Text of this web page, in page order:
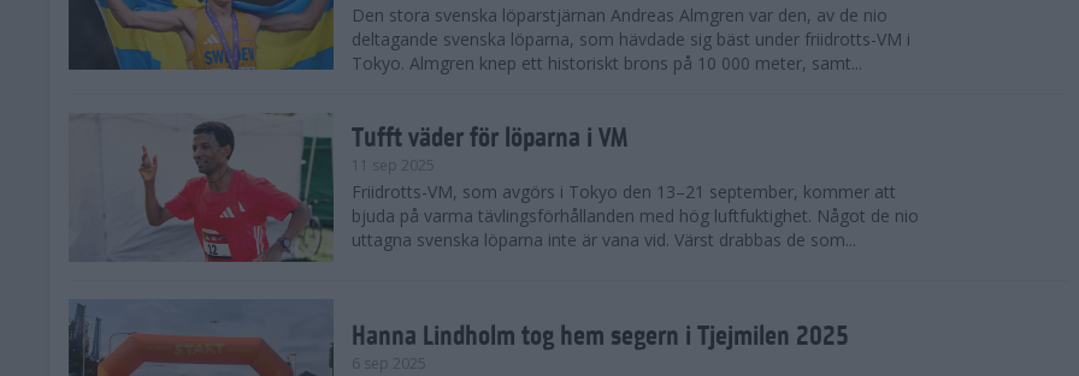
Den stora svenska löparstjärnan Andreas Almgren var den, av de nio
deltagande svenska löparna, som hävdade sig bäst under friidrotts-VM i
Tokyo. Almgren knep ett historiskt brons på 10 000 meter, samt...
Tufft väder för löparna i VM
11 sep 2025
Friidrotts-VM, som avgörs i Tokyo den 13–21 september, kommer att
bjuda på varma tävlingsförhållanden med hög luftfuktighet. Något de nio
uttagna svenska löparna inte är vana vid. Värst drabbas de som...
Hanna Lindholm tog hem segern i Tjejmilen 2025
6 sep 2025